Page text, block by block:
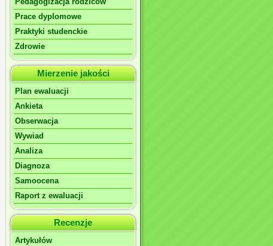
Prace dyplomowe
Praktyki studenckie
Zdrowie
Mierzenie jakości
Plan ewaluacji
Ankieta
Obserwacja
Wywiad
Analiza
Diagnoza
Samoocena
Raport z ewaluacji
Recenzje
Artykułów